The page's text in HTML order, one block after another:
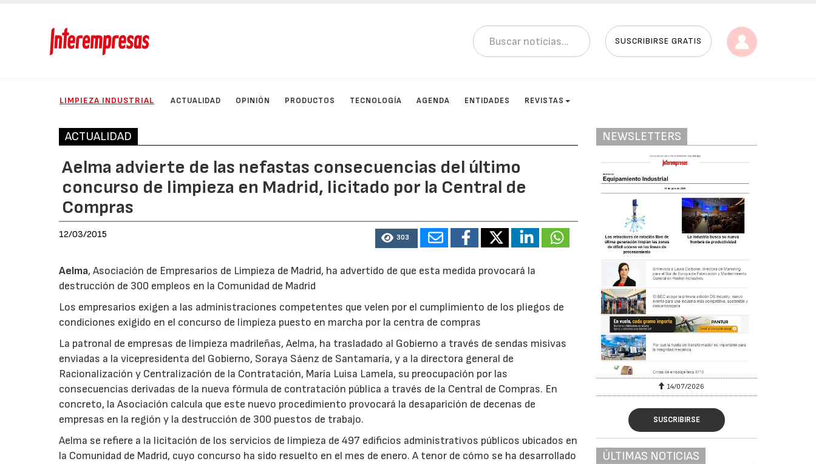
SUSCRIBIRSE GRATIS
LIMPIEZA INDUSTRIAL ACTUALIDAD OPINIÓN PRODUCTOS TECNOLOGÍA AGENDA ENTIDADES REVISTAS
ACTUALIDAD
Aelma advierte de las nefastas consecuencias del último
concurso de limpieza en Madrid, licitado por la Central de
Compras
12/03/2015 303
Aelma, Asociación de Empresarios de Limpieza de Madrid, ha advertido de que esta medida provocará la
destrucción de 300 empleos en la Comunidad de Madrid
Los empresarios exigen a las administraciones competentes que velen por el cumplimiento de los pliegos de
condiciones exigido en el concurso de limpieza puesto en marcha por la centra de compras
La patronal de empresas de limpieza madrileñas, Aelma, ha trasladado al Gobierno a través de sendas misivas
enviadas a la vicepresidenta del Gobierno, Soraya Sáenz de Santamaría, y a la directora general de
Racionalización y Centralización de la Contratación, María Luisa Lamela, su preocupación por las
consecuencias derivadas de la nueva fórmula de contratación pública a través de la Central de Compras. En
concreto, la Asociación calcula que este nuevo procedimiento provocará la desaparición de decenas de
empresas en la región y la destrucción de 300 puestos de trabajo.
Aelma se refiere a la licitación de los servicios de limpieza de 497 edificios administrativos públicos ubicados en
la Comunidad de Madrid, cuyo concurso ha sido resuelto en el mes de enero. A tenor de cómo se ha desarrollado
NEWSLETTERS
14/07/2026 28/07/2026 14/07/2026
SUSCRIBIRSE
ÚLTIMAS NOTICIAS